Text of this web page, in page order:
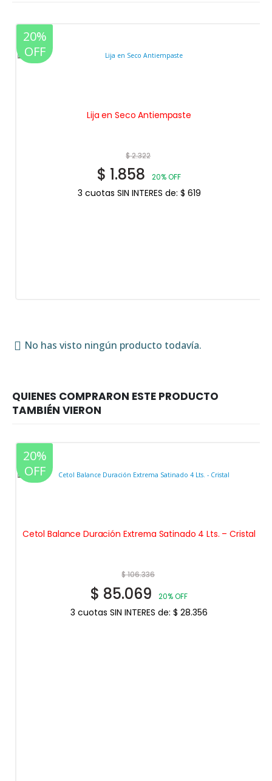
20%
OFF
Lija en Seco Antiempaste
$2.322
$ 1.858 20% OFF
3 cuotas SIN INTERES de: $ 619
No has visto ningún producto todavía.
20%
OFF
Cetol Balance Duración Extrema Satinado 4 Lts. – Cristal
$106.336
$ 85.069 20% OFF
3 cuotas SIN INTERES de: $ 28.356